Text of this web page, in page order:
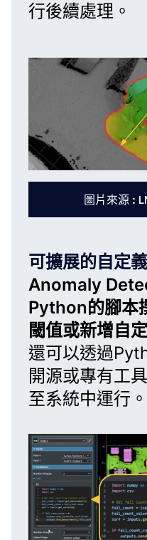
行後續處理。
圖片來源 :
可擴展的自定
Anomaly
Python的腳本
閾值或新增自
還可以透過
開源或專有工
至系統中運行。